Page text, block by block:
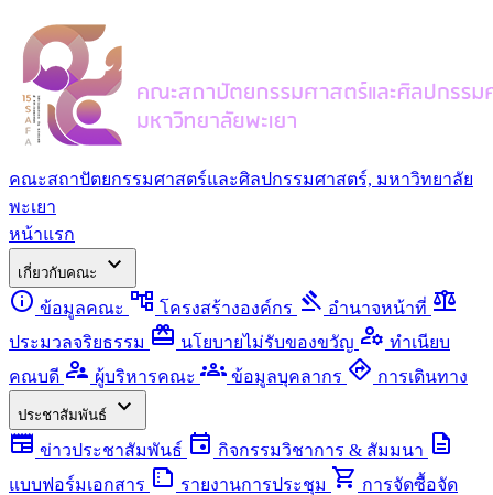
คณะสถาปัตยกรรมศาสตร์และศิลปกรรมศาสตร์, มหาวิทยาลัย
พะเยา
หน้าแรก
เกี่ยวกับคณะ
expand_more
info ข้อมูลคณะ account_tree โครงสร้างองค์กร gavel อำนาจหน้าที่ balance
ประมวลจริยธรรม redeem นโยบายไม่รับของขวัญ manage_accounts ทำเนียบ
คณบดี supervisor_account ผู้บริหารคณะ groups ข้อมูลบุคลากร directions การเดินทาง
ประชาสัมพันธ์
expand_more
newspaper ข่าวประชาสัมพันธ์ event กิจกรรมวิชาการ & สัมมนา description
แบบฟอร์มเอกสาร summarize รายงานการประชุม shopping_cart การจัดซื้อจัด